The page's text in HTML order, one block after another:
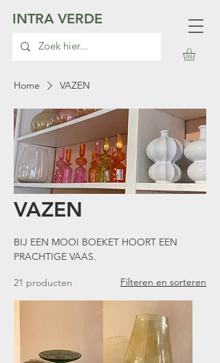
INTRA VERDE
Home VAZEN
VAZEN
BIJ EEN MOOI BOEKET HOORT EEN
PRACHTIGE VAAS.
21 producten Filteren en sorteren